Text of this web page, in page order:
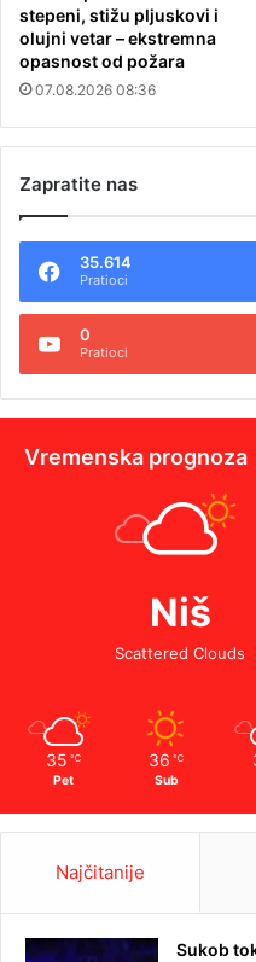
stepeni, stižu pljuskovi i
olujni vetar – ekstremna
opasnost od požara
07.08.2026 08:36
Zapratite nas
35.614
Pratioci
0
Pratioci
Vremenska prognoza
Niš
Scattered Clouds
35 ℃
Pet
36 ℃
Sub
Najčitanije
Sukob